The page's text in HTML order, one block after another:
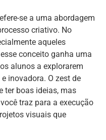
se a uma abordagem
criativo. No
aqueles
conceito ganha uma
alunos a explorarem
inovadora. O zest de
ter boas ideias, mas
traz para a execução
visuais que